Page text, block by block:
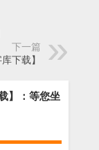
下一篇
下载】
】：等您坐